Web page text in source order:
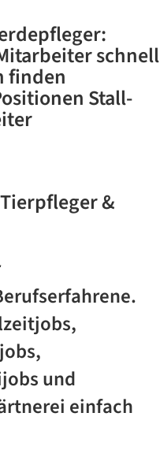
schnell
finden
Stall-
&
und
einfach